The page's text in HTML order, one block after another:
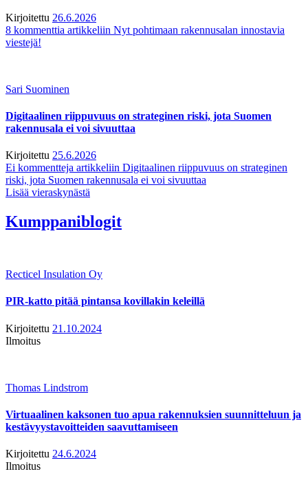
Kirjoitettu 26.6.2026
8 kommenttia artikkeliin Nyt pohtimaan rakennusalan innostavia
viestejä!
Sari Suominen
Digitaalinen riippuvuus on strateginen riski, jota Suomen
rakennusala ei voi sivuuttaa
Kirjoitettu 25.6.2026
Ei kommentteja artikkeliin Digitaalinen riippuvuus on strateginen
riski, jota Suomen rakennusala ei voi sivuuttaa
Lisää vieraskynästä
Kumppaniblogit
Recticel Insulation Oy
PIR-katto pitää pintansa kovillakin keleillä
Kirjoitettu 21.10.2024
Ilmoitus
Thomas Lindstrom
Virtuaalinen kaksonen tuo apua rakennuksien suunnitteluun ja
kestävyystavoitteiden saavuttamiseen
Kirjoitettu 24.6.2024
Ilmoitus